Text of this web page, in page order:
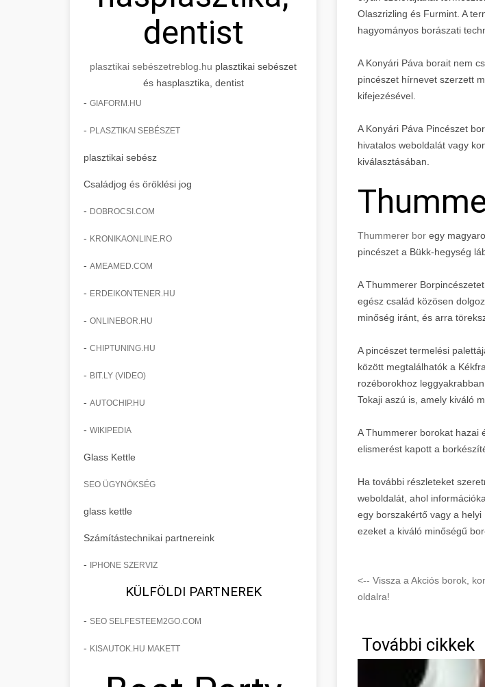
dentist
plasztikai sebészetreblog.hu plasztikai sebészet
és hasplasztika, dentist
- GIAFORM.HU
- PLASZTIKAI SEBÉSZET
plasztikai sebész
Családjog és öröklési jog
- DOBROCSI.COM
- KRONIKAONLINE.RO
- AMEAMED.COM
- ERDEIKONTENER.HU
- ONLINEBOR.HU
- CHIPTUNING.HU
- BIT.LY (VIDEO)
- AUTOCHIP.HU
- WIKIPEDIA
Glass Kettle
SEO ÜGYNÖKSÉG
glass kettle
Számítástechnikai partnereink
- IPHONE SZERVIZ
KÜLFÖLDI PARTNEREK
- SEO SELFESTEEM2GO.COM
- KISAUTOK.HU MAKETT
Olaszrizling és Furmint. A
hagyományos borászati
A Konyári Páva borait nem
pincészet hírnevet szerzett
kifejezésével.
A Konyári Páva Pincészet
hivatalos weboldalát vagy
kiválasztásában.
Thummerer bor egy
pincészet a Bükk-hegység
A Thummerer
egész család közösen
minőség iránt, és arra
A pincészet termelési
között megtalálhatók a
rozéborokhoz
Tokaji aszú is, amely kiváló
A Thummerer borokat hazai
elismerést kapott a
Ha további részleteket
weboldalát, ahol
egy borszakértő vagy a
ezeket a kiváló minőségű
<-- Vissza a Akciós borok,
oldalra!
További cikkek